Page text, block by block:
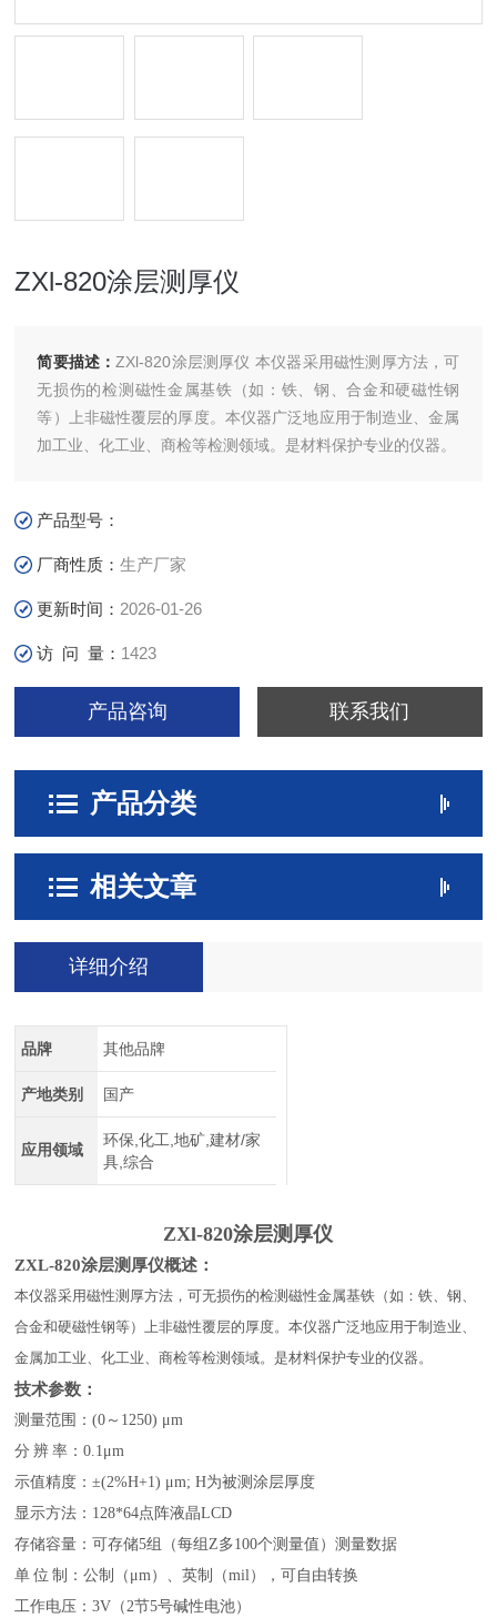
ZXl-820涂层测厚仪
简要描述： ZXl-820涂层测厚仪 本仪器采用磁性测厚方法，可
无损伤的检测磁性金属基铁（如：铁、钢、合金和硬磁性钢
等）上非磁性覆层的厚度。本仪器广泛地应用于制造业、金属
加工业、化工业、商检等检测领域。是材料保护专业的仪器。
产品型号：
厂商性质：生产厂家
更新时间： 2026-01-26
访 问 量： 1423
产品咨询 联系我们
产品分类
相关文章
详细介绍
品牌 其他品牌
产地类别 国产
应用领域
环保,化工,地矿,建材/家
具,综合
ZXl-820涂层测厚仪
ZXL-820涂层测厚仪概述：
本仪器采用磁性测厚方法，可无损伤的检测磁性金属基铁（如：铁、钢、
合金和硬磁性钢等）上非磁性覆层的厚度。本仪器广泛地应用于制造业、
金属加工业、化工业、商检等检测领域。是材料保护专业的仪器。
技术参数：
测量范围：(0～1250) μm
分 辨 率：0.1μm
示值精度：±(2%H+1) μm; H为被测涂层厚度
显示方法： 128*64点阵液晶LCD
存储容量：可存储5组（每组Z多100个测量值）测量数据
单 位 制：公制（ μm）、英制（mil），可自由转换
工作电压：3V（2节5号碱性电池）